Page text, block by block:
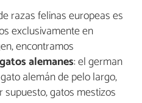
razas felinas europeas es
exclusivamente en
encontramos
alemanes: el german
alemán de pelo largo,
gatos mestizos